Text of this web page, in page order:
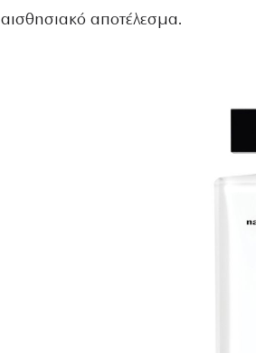
αισθησιακό αποτέλεσμα.